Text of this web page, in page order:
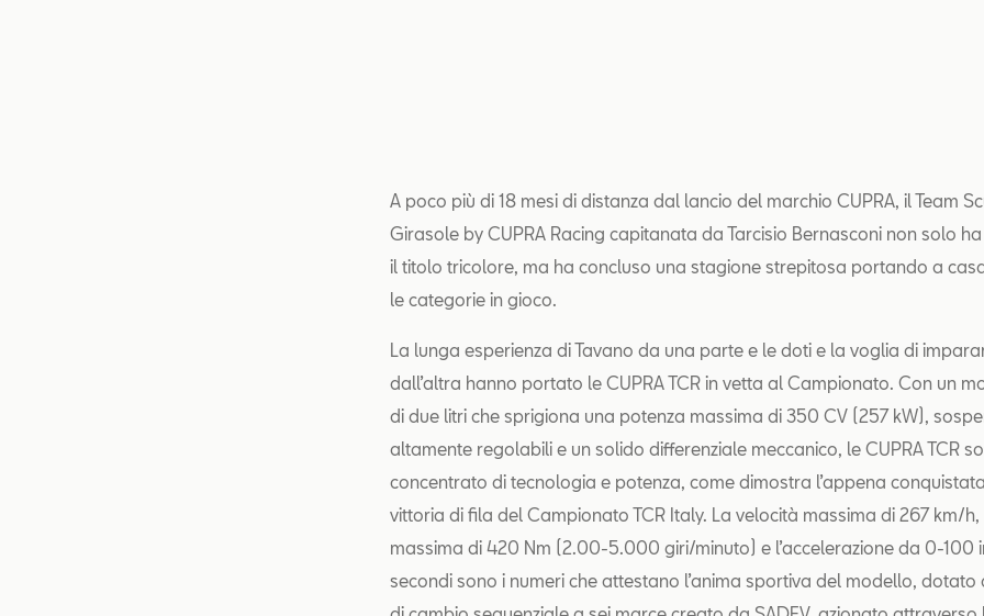
A poco più di 18 mesi di distanza dal lancio del marchio CUPRA, il Team
Girasole by CUPRA Racing capitanata da Tarcisio Bernasconi non solo
il titolo tricolore, ma ha concluso una stagione strepitosa portando a
le categorie in gioco.
La lunga esperienza di Tavano da una parte e le doti e la voglia di
dall’altra hanno portato le CUPRA TCR in vetta al Campionato. Con un
di due litri che sprigiona una potenza massima di 350 CV (257 kW),
altamente regolabili e un solido differenziale meccanico, le CUPRA TCR
concentrato di tecnologia e potenza, come dimostra l’appena
vittoria di fila del Campionato TCR Italy. La velocità massima di 267 km/
massima di 420 Nm (2.00-5.000 giri/minuto) e l’accelerazione da 0-100
secondi sono i numeri che attestano l’anima sportiva del modello, dotato